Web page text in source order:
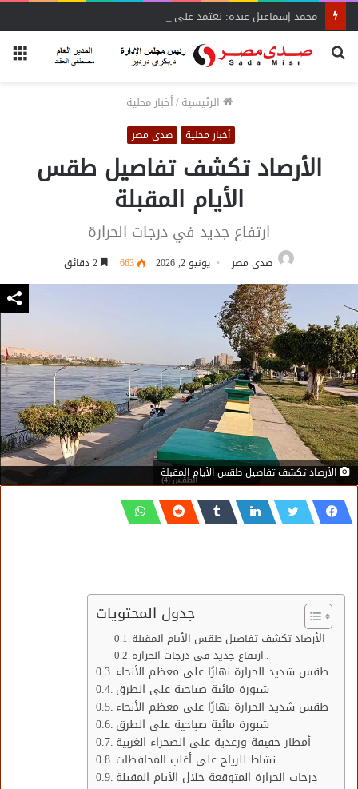
بحث
الرئيسية/أخبار محلية
أخبار محلية صدى مصر
الأرصاد تكشف تفاصيل طقس
الأيام المقبلة
ارتفاع جديد في درجات الحرارة
صدى مصر يونيو 2, 2026 663
الأرصاد تكشف تفاصيل طقس الأيام المقبلة
جدول المحتويات
الأرصاد تكشف تفاصيل طقس الأيام المقبلة
ارتفاع جديد في درجات الحرارة..
طقس شديد الحرارة نهارًا على معظم الأنحاء
شبورة مائية صباحية على الطرق
طقس شديد الحرارة نهارًا على معظم الأنحاء
شبورة مائية صباحية على الطرق
أمطار خفيفة ورعدية على الصحراء الغربية
نشاط للرياح على أغلب المحافظات
درجات الحرارة المتوقعة خلال الأيام المقبلة